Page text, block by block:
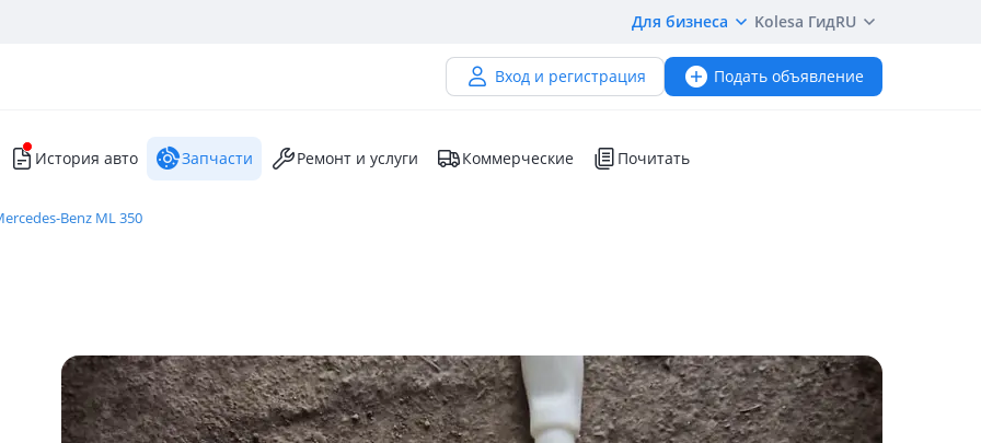
Для бизнеса Kolesa ГидRU
Вход и регистрация Подать объявление
История авто Запчасти Ремонт и услуги Коммерческие Почитать
Benz ML 350